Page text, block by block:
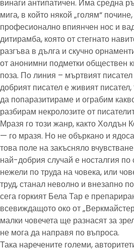
винаги антипатичен. Има средна
мига, в който някой „голям“
професионално впиянчен нос и
дитирамба, която от стегнато
разгъва в дълга и скучно
от анонимни подметки обществен
поза. По линия – мъртвият
добрият писател е живият писател,
да попаразитираме и ограбим
разбирам некролозите от
Мразя го този жанр, както
— го мразя. Но не объркано и
това поле на закъсняло
най-добрия случай е носталгия по
нежели по труда на човека, или
труд, станал неволно и внезапно
сега горкият Бела Тар е
всевиждащото око от
малки човечета ще разнасят за
не мога да направя по въпроса.
Така наречените големи,